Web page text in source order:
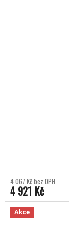
4 067 Kč bez DPH
4 921 Kč
Akce